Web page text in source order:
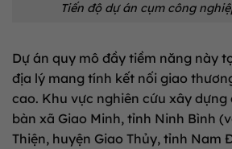
Tiến độ dự án cụm công
Dự án quy mô đầy tiềm năng này
địa lý mang tính kết nối giao
cao. Khu vực nghiên cứu xây dựng
bàn xã Giao Minh, tỉnh Ninh Bình
Thiện, huyện Giao Thủy, tỉnh Nam